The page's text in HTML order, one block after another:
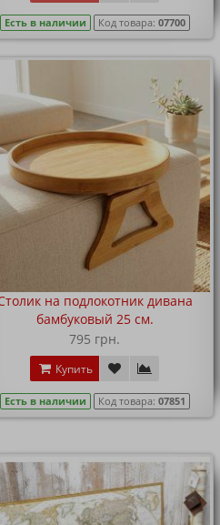
Есть в наличии Код товара: 07700
на подлокотник дивана
бамбуковый 25 см.
795 грн.
Купить
Есть в наличии Код товара: 07851